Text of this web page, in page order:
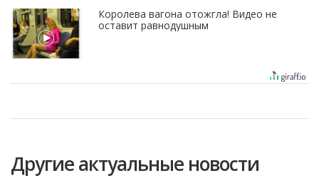
Королева вагона отожгла! Видео не
оставит равнодушным
Другие актуальные новости